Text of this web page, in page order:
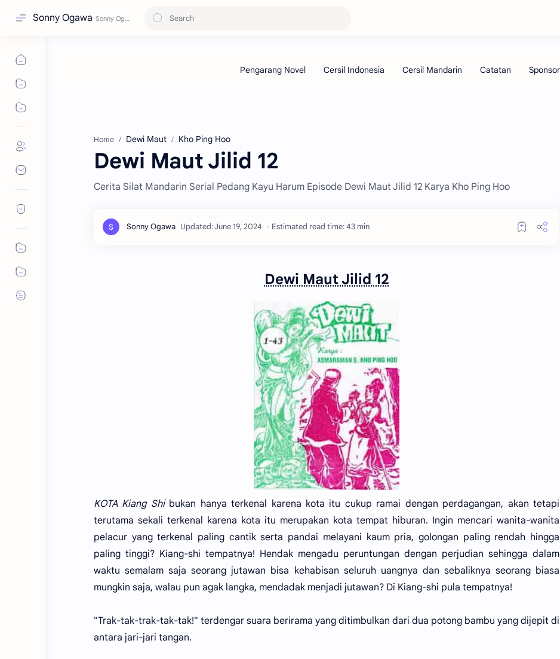
Sonny Ogawa
Home Dewi Maut Kho Ping Hoo
Dewi Maut Jilid 12
Cerita Silat Mandarin Serial Pedang Kayu Harum Episode Dewi Maut Jilid 12 Karya Kho Ping Hoo
Estimated read time: 43 min
Dewi Maut Jilid 12
KOTA Kiang Shibukan hanya terkenal karena kota itu cukup ramai dengan perdagangan, akan tetapi
terutama sekali terkenal karena kota itu merupakan kota tempat hiburan. Ingin mencari wanita-wanita
pelacur yang terkenal paling cantik serta pandai melayani kaum pria, golongan paling rendah hingga
paling tinggi? Kiang-shi tempatnya! Hendak mengadu peruntungan dengan perjudian sehingga dalam
waktu semalam saja seorang jutawan bisa kehabisan seluruh uangnya dan sebaliknya seorang biasa
mungkin saja, walau pun agak langka, mendadak menjadi jutawan? Di Kiang-shi pula tempatnya!
"Trak-tak-trak-tak-tak!" terdengar suara berirama yang ditimbulkan dari dua potong bambu yang dijepit di
antara jari-jari tangan.